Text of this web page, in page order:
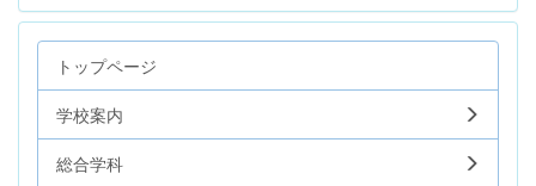
トップページ
学校案内
総合学科